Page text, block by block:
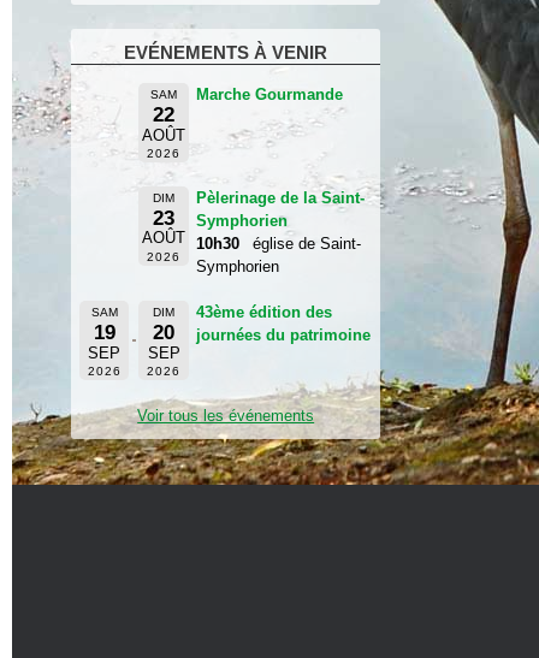
EVÉNEMENTS À VENIR
SAM
22
AOÛT
2026
Marche Gourmande
DIM
23
AOÛT
2026
Pèlerinage de la Saint-
Symphorien
10h30
église de Saint-
Symphorien
SAM
19
SEP
2026
DIM
20
SEP
2026
43ème édition des
journées du patrimoine
Voir tous les événements